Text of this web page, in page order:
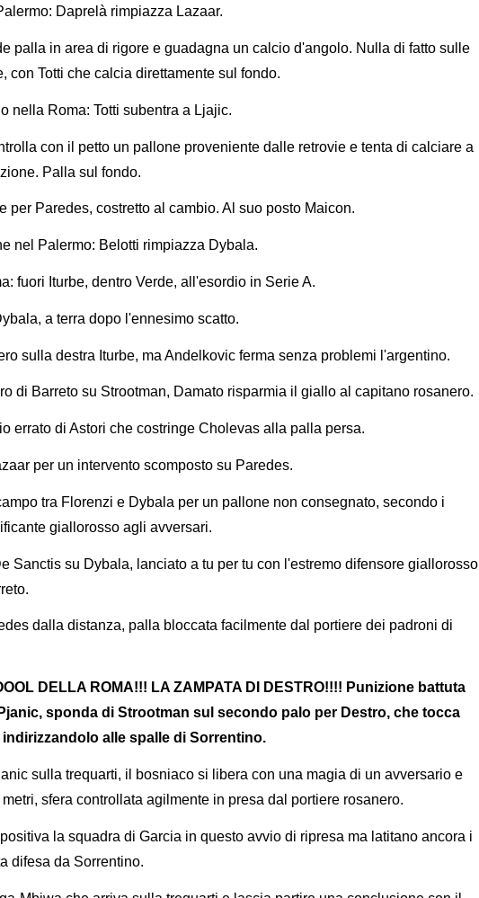
Daprelà rimpiazza Lazaar.
palla in area di rigore e guadagna un calcio d'angolo. Nulla di fatto sulle
con Totti che calcia direttamente sul fondo.
nella Roma: Totti subentra a Ljajic.
con il petto un pallone proveniente dalle retrovie e tenta di calciare a
Palla sul fondo.
per Paredes, costretto al cambio. Al suo posto Maicon.
nel Palermo: Belotti rimpiazza Dybala.
fuori Iturbe, dentro Verde, all'esordio in Serie A.
a terra dopo l'ennesimo scatto.
sulla destra Iturbe, ma Andelkovic ferma senza problemi l'argentino.
di Barreto su Strootman, Damato risparmia il giallo al capitano rosanero.
errato di Astori che costringe Cholevas alla palla persa.
per un intervento scomposto su Paredes.
tra Florenzi e Dybala per un pallone non consegnato, secondo i
giallorosso agli avversari.
Sanctis su Dybala, lanciato a tu per tu con l'estremo difensore giallorosso
dalla distanza, palla bloccata facilmente dal portiere dei padroni di
DELLA ROMA!!! LA ZAMPATA DI DESTRO!!!! Punizione battuta
sponda di Strootman sul secondo palo per Destro, che tocca
alle spalle di Sorrentino.
sulla trequarti, il bosniaco si libera con una magia di un avversario e
sfera controllata agilmente in presa dal portiere rosanero.
la squadra di Garcia in questo avvio di ripresa ma latitano ancora i
difesa da Sorrentino.